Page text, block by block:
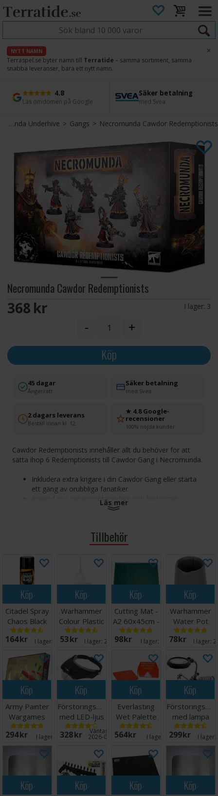
NYTT NAMN
Terraspel.se byter namn till Terratide – samma sortiment, samma
snabba leveranser, bara ett nytt namn.
×
4.8
Läs omdömen på Google
Säker betalning
med Svea
Snabb leverans
Direkt från lager
45 dagars ångerrätt
Enkel retur
Necromunda Underhive>Gangs> Necromunda Cawdor Redemptionists
Necromunda Cawdor Redemptionists
368 SEK I lager: 3
- +
Köp
45 dagar
Ångerrätt
Säker betalning
med Svea
2 dagars leverans
Beställ innan kl. 12
★ 4.8 Google-
recensioner
100% nöjda kunder
Cawdor Redemptionists innehåller allt du behöver för att
sätta ihop 6 Redemptionists till Cawdor Gang i Necromunda.
Inkludera extra krigare i din Cawdor Gang eller starta
ett gäng av orubbliga fanatiker
Använd nya vapen mot syndare och hedningar i
Setet består av 76 komponenter och inkluderar 10x 25 mm
kräver montering.
Läs mer
Tillbehör
Köp
Citadel Spray
Chaos Black
164 SEK I lager: 20+
Köp
Warhammer
Colour Plastic
Glue 15ml
53 SEK I lager:20+
Köp
Cutting Mat -
A2 60x45cm -
Grön
98 SEK I lager:
Köp
Warhammer
Water Pot
78 SEK I lager:
Köp
Army Painter
Wargames
Hobby Tool
Kit
294 SEK I lager: 12
Köp
Förstoringsglas
med LED-ljus
328 SEK Väntas in:
2026-08-20
Köp
Everlasting
Wet Palette
Painter v2
564 SEK I lager: 7
Köp
med lampa
och hållare
299 SEK I lager:
Köp Köp Köp Köp